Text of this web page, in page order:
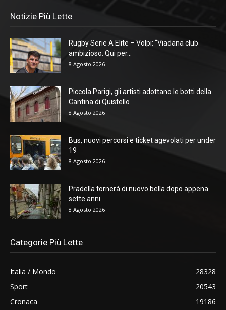
Notizie Più Lette
Rugby Serie A Elite – Volpi: “Viadana club
ambizioso. Qui per...
8 Agosto 2026
Piccola Parigi, gli artisti adottano le botti della
Cantina di Quistello
8 Agosto 2026
Bus, nuovi percorsi e ticket agevolati per under
19
8 Agosto 2026
Pradella tornerà di nuovo bella dopo appena
sette anni
8 Agosto 2026
Categorie Più Lette
Italia / Mondo
28328
Sport
20543
Cronaca
19186